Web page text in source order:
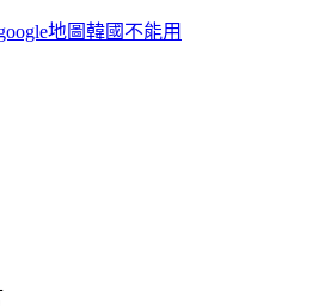
地圖韓國不能用